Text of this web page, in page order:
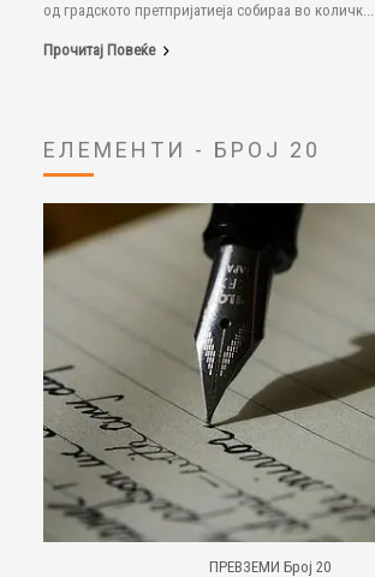
од градското претпријатиеја собираа во количк...
Прочитај Повеќе
ЕЛЕМЕНТИ - БРОЈ 20
ПРЕВЗЕМИ Број 20